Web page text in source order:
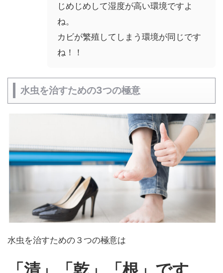
じめじめして湿度が高い環境ですよ
ね。
カビが繁殖してしまう環境が同じです
ね！！
水虫を治すための3つの極意
水虫を治すための３つの極意は